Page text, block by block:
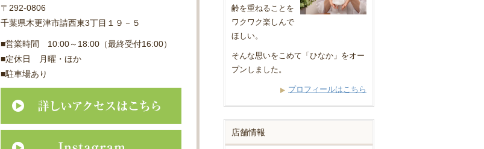
〒292-0806
千葉県木更津市請西東3丁目１９－５
■営業時間 10:00～18:00（最終受付16:00）
■定休日 月曜・ほか
■駐車場あり
齢を重ねることを
ワクワク楽しんで
ほしい。
そんな思いをこめて「ひなか」をオー
プンしました。
プロフィールはこちら
店舗情報